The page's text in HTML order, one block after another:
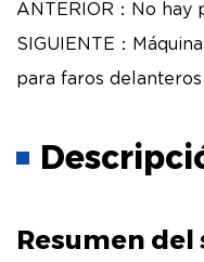
ANTERIOR：No hay
SIGUIENTE：
para faros
Resumen del